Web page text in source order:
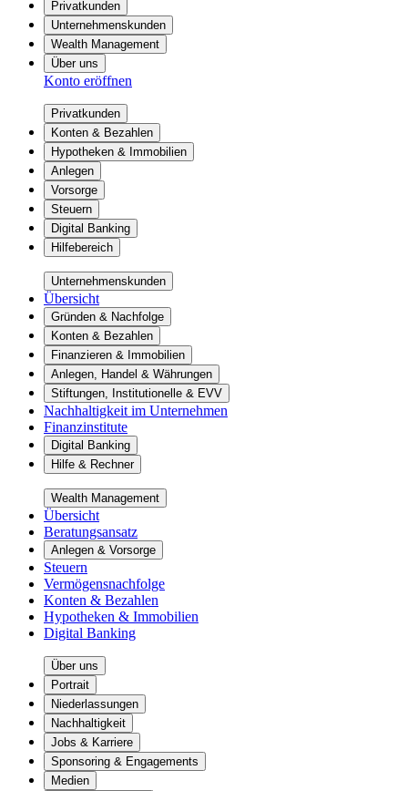
Privatkunden
Unternehmenskunden
Wealth Management
Über uns
Konto eröffnen
Privatkunden
Konten & Bezahlen
Hypotheken & Immobilien
Anlegen
Vorsorge
Steuern
Digital Banking
Hilfebereich
Unternehmenskunden
Übersicht
Gründen & Nachfolge
Konten & Bezahlen
Finanzieren & Immobilien
Anlegen, Handel & Währungen
Stiftungen, Institutionelle & EVV
Nachhaltigkeit im Unternehmen
Finanzinstitute
Digital Banking
Hilfe & Rechner
Wealth Management
Übersicht
Beratungsansatz
Anlegen & Vorsorge
Steuern
Vermögensnachfolge
Konten & Bezahlen
Hypotheken & Immobilien
Digital Banking
Über uns
Portrait
Niederlassungen
Nachhaltigkeit
Jobs & Karriere
Sponsoring & Engagements
Medien